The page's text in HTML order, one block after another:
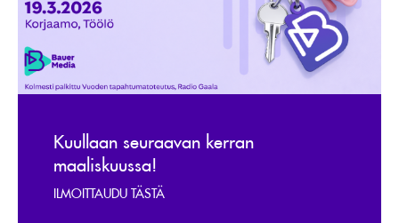
Kuullaan seuraavan kerran
maaliskuussa!
ILMOITTAUDU TÄSTÄ